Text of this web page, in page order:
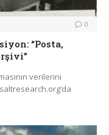
0
“Posta,
verilerini